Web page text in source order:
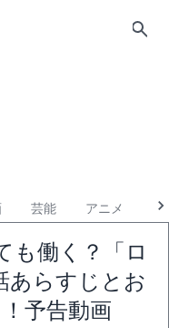
芸能 アニメ
も働く？「ロ
あらすじとお
予告動画